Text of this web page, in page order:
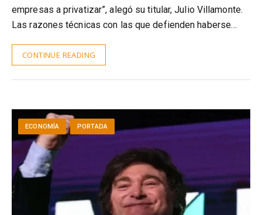
empresas a privatizar”, alegó su titular, Julio Villamonte.
Las razones técnicas con las que defienden haberse…
CONTINUE READING
ECONOMÍA PORTADA